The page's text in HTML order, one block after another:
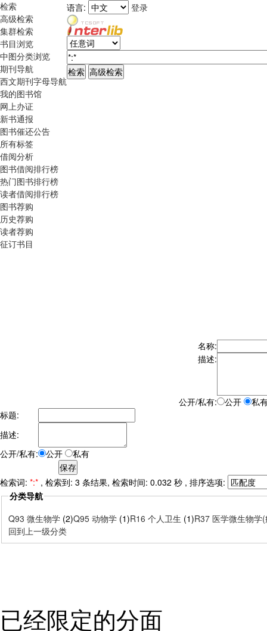
检索
高级检索
集群检索
书目浏览
中图分类浏览
期刊导航
西文期刊字母导航
我的图书馆
网上办证
新书通报
图书催还公告
所有标签
借阅分析
图书借阅排行榜
热门图书排行榜
读者借阅排行榜
图书荐购
历史荐购
读者荐购
征订书目
语言: 登录
名称:
描述:
公开/私有: 公开
私
标题:
描述:
公开/私有:
公开 私有
检索词: *:* , 检索到: 3 条结果, 检索时间: 0.032 秒 , 排序选项:
分类导航
Q93 微生物学 (2)Q95 动物学 (1)R16 个人卫生 (1)R37 医学微生物学
回到上一级分类
已经限定的分面